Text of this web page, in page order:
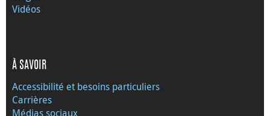
Vidéos
À SAVOIR
Accessibilité et besoins particuliers
Carrières
Médias sociaux